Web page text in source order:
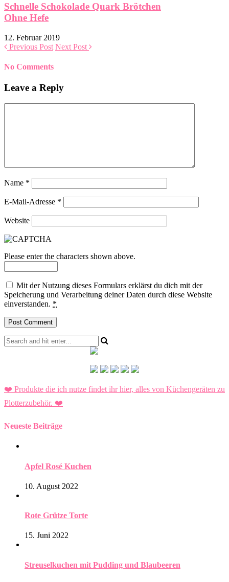
Schnelle Schokolade Quark Brötchen
Ohne Hefe
12. Februar 2019
Previous Post Next Post
No Comments
Leave a Reply
Name *
E-Mail-Adresse *
Website
Please enter the characters shown above.
Mit der Nutzung dieses Formulars erklärst du dich mit der
Speicherung und Verarbeitung deiner Daten durch diese Website
einverstanden. *
❤️ Produkte die ich nutze findet ihr hier, alles von Küchengeräten zu
Plotterzubehör. ❤️
Neueste Beiträge
Apfel Rosé Kuchen
10. August 2022
Rote Grütze Torte
15. Juni 2022
Streuselkuchen mit Pudding und Blaubeeren